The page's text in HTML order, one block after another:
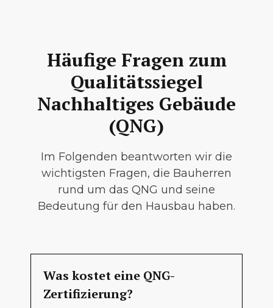
Häufige Fragen zum
Qualitätssiegel
Nachhaltiges Gebäude
(QNG)
Im Folgenden beantworten wir die
wichtigsten Fragen, die Bauherren
rund um das QNG und seine
Bedeutung für den Hausbau haben.
Was kostet eine QNG-
Zertifizierung?